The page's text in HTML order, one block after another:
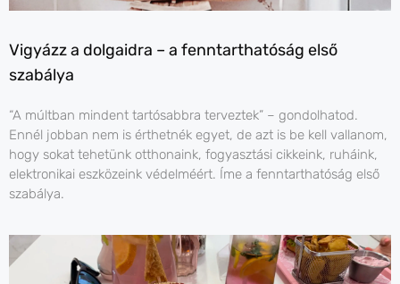
Vigyázz a dolgaidra – a fenntarthatóság első
szabálya
“A múltban mindent tartósabbra terveztek” – gondolhatod.
Ennél jobban nem is érthetnék egyet, de azt is be kell vallanom,
hogy sokat tehetünk otthonaink, fogyasztási cikkeink, ruháink,
elektronikai eszközeink védelméért. Íme a fenntarthatóság első
szabálya.